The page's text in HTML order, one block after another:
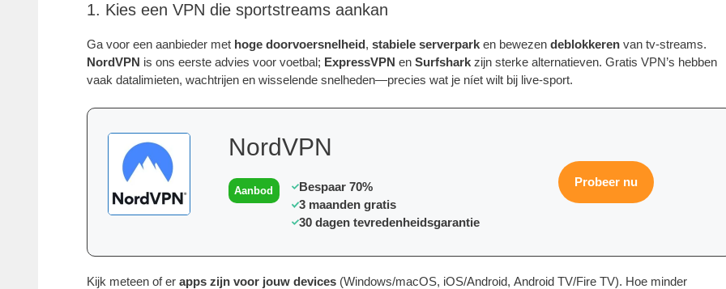
1. Kies een VPN die sportstreams aankan
Ga voor een aanbieder met hoge doorvoersnelheid, stabiele serverpark en bewezen deblokkeren van tv-streams.
NordVPN is ons eerste advies voor voetbal; ExpressVPN en Surfshark zijn sterke alternatieven. Gratis VPN’s hebben
vaak datalimieten, wachtrijen en wisselende snelheden—precies wat je níet wilt bij live-sport.
NordVPN
Aanbod
Bespaar 70%
3 maanden gratis
30 dagen tevredenheidsgarantie
Probeer nu
Kijk meteen of er apps zijn voor jouw devices (Windows/macOS, iOS/Android, Android TV/Fire TV). Hoe minder